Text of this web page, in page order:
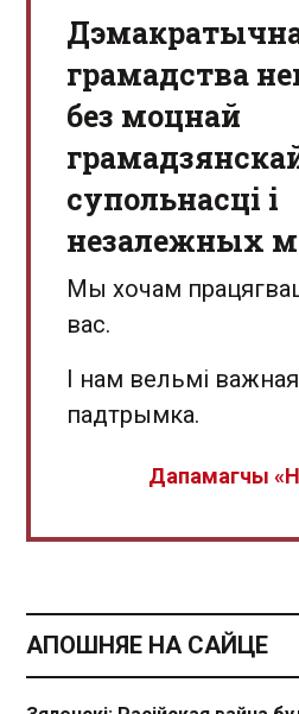
грамадства
без моцнай
супольнасці і
незалежных
Мы хочам
вас.
І нам вельмі
падтрымка.
Дапамагчы
АПОШНЯЕ НА САЙЦЕ